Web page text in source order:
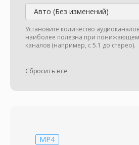
Авто (Без изменений)
Установите количество
наиболее полезна при
каналов (например, с 5.1 до стерео).
Сбросить все
MP4